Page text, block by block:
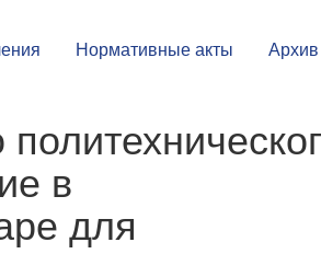
Нормативные акты Архив
в
для